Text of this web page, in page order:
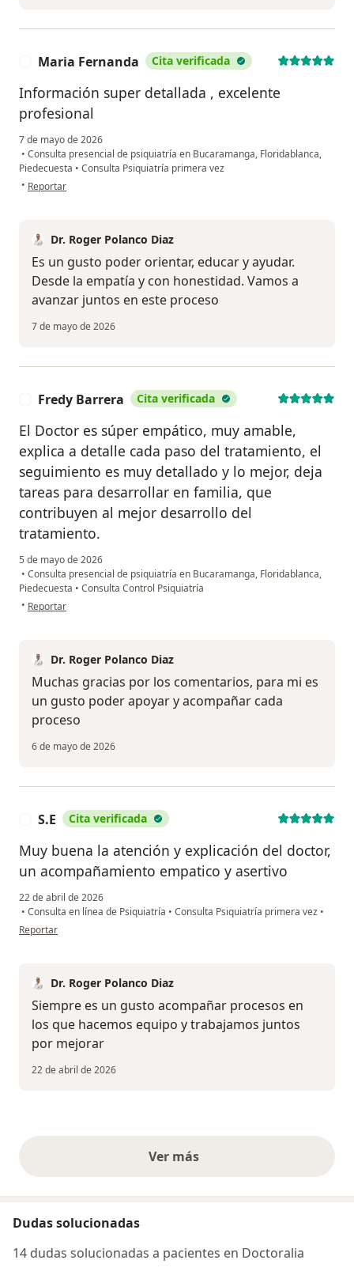
Maria Fernanda Cita verificada
Información super detallada , excelente
profesional
7 de mayo de 2026
• Consulta presencial de psiquiatría en Bucaramanga, Floridablanca,
Piedecuesta • Consulta Psiquiatría primera vez
• en opinión del usuario Maria Fernanda
Reportar
Dr. Roger Polanco Diaz
Es un gusto poder orientar, educar y ayudar.
Desde la empatía y con honestidad. Vamos a
avanzar juntos en este proceso
7 de mayo de 2026
Fredy Barrera Cita verificada
El Doctor es súper empático, muy amable,
explica a detalle cada paso del tratamiento, el
seguimiento es muy detallado y lo mejor, deja
tareas para desarrollar en familia, que
contribuyen al mejor desarrollo del
tratamiento.
5 de mayo de 2026
• Consulta presencial de psiquiatría en Bucaramanga, Floridablanca,
Piedecuesta • Consulta Control Psiquiatría
• en opinión del usuario Fredy Barrera
Reportar
Dr. Roger Polanco Diaz
Muchas gracias por los comentarios, para mi es
un gusto poder apoyar y acompañar cada
proceso
6 de mayo de 2026
S.E Cita verificada
Muy buena la atención y explicación del doctor,
un acompañamiento empatico y asertivo
22 de abril de 2026
• Consulta en línea de Psiquiatría • Consulta Psiquiatría primera vez •
en opinión del usuario S.E
Reportar
Dr. Roger Polanco Diaz
Siempre es un gusto acompañar procesos en
los que hacemos equipo y trabajamos juntos
por mejorar
22 de abril de 2026
Ver másopiniones anteriores
Dudas solucionadas
14 dudas solucionadas a pacientes en Doctoralia